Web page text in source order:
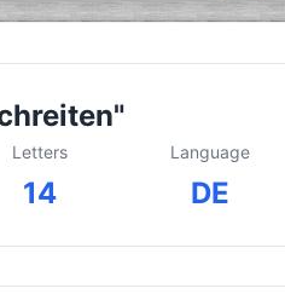
Letters
14
Language
DE